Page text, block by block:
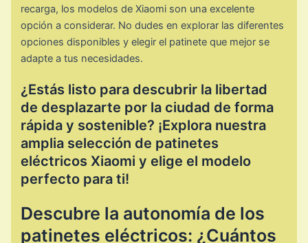
recarga, los modelos de Xiaomi son una excelente
opción a considerar. No dudes en explorar las diferentes
opciones disponibles y elegir el patinete que mejor se
adapte a tus necesidades.
¿Estás listo para descubrir la libertad
de desplazarte por la ciudad de forma
rápida y sostenible? ¡Explora nuestra
amplia selección de patinetes
eléctricos Xiaomi y elige el modelo
perfecto para ti!
Descubre la autonomía de los
patinetes eléctricos: ¿Cuántos